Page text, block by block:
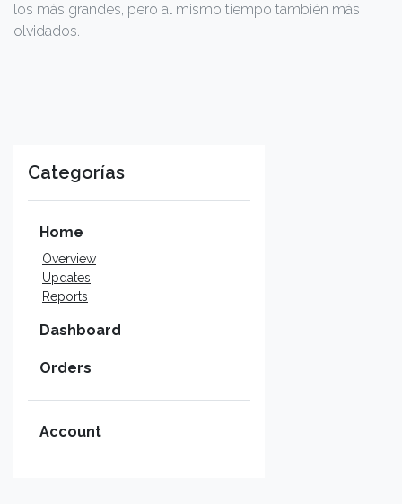
los más grandes, pero al mismo tiempo también más
olvidados.
Categorías
Home
Overview
Updates
Reports
Dashboard
Orders
Account